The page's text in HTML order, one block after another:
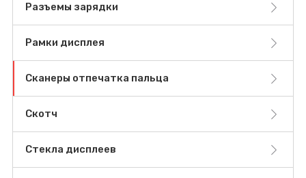
Разъемы зарядки
Рамки дисплея
Сканеры отпечатка пальца
Скотч
Стекла дисплеев